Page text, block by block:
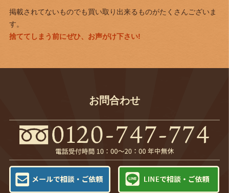
掲載されてないものでも買い取り出来るものがたくさんございま
す。
捨ててしまう前にぜひ、お声がけ下さい!
お問合わせ